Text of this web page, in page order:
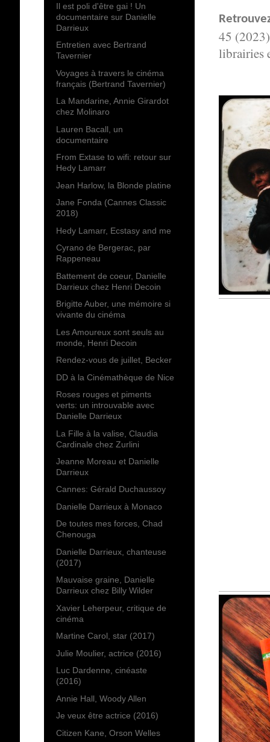
45
librairies
Il est poli d'être gai ! Un
documentaire sur Danielle
Darrieux
Entretien avec Bertrand
Tavernier
Voyages à travers le cinéma
français (Bertrand Tavernier)
La Mandarine, Annie Girardot
chez Molinaro
Lauren Bacall, un
documentaire
From Extase to wifi: retour sur
Hedy Lamarr
Jean Harlow, la Blonde platine
Jane Fonda (Cannes Classic
2018)
Hedy Lamarr, Ecstasy and me
Cyrano de Bergerac, par
Rappeneau
Battement de coeur, Danielle
Darrieux chez Henri Decoin
Brigitte Auber, une mémoire si
vivante du cinéma
Les Amoureux sont seuls au
monde, Henri Decoin
Rendez-vous de juillet, Becker
DD à la Cinémathèque de Nice
Roses rouges et piments
verts: un introuvable avec
Danielle Darrieux
La Fille à la valise, Claudia
Cardinale chez Zurlini
Jeanne Moreau et Danielle
Darrieux
Cannes: Gérald Duchaussoy
Danielle Darrieux à Monaco
De toutes mes forces, Chad
Chenouga
Danielle Darrieux, chanteuse
(2017)
Mauvaise graine, Danielle
Darrieux chez Billy Wilder
Xavier Leherpeur, critique de
cinéma
Martine Carol, star (2017)
Julie Moulier, actrice (2016)
Luc Dardenne, cinéaste
(2016)
Annie Hall, Woody Allen
Je veux être actrice (2016)
Citizen Kane, Orson Welles